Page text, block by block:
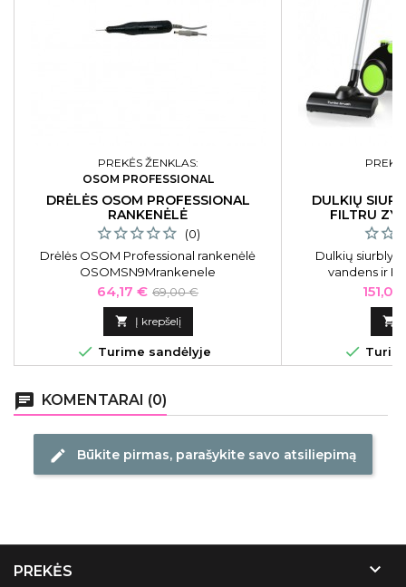
PREKĖS ŽENKLAS:
OSOM PROFESSIONAL
DRĖLĖS OSOM PROFESSIONAL
RANKENĖLĖ
(0)
Drėlės OSOM Professional rankenėlė
OSOMSN9Mrankenele
Kaina
64,17 € Bazinė
kaina
69,00 €
 Į krepšelį
 Turime sandėlyje
DULKIŲ
FILTRU
Dulkių siurblys
vandens ir
Kaina


chat KOMENTARAI (0)
edit Būkite pirmas, parašykite savo atsiliepimą
PREKĖS 